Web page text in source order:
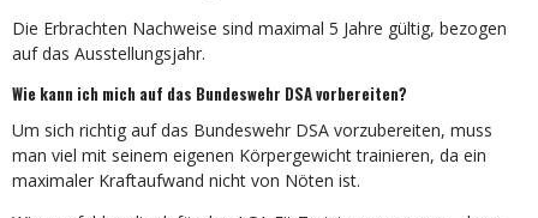
Die Erbrachten Nachweise sind maximal 5 Jahre gültig, bezogen
auf das Ausstellungsjahr.
Wie kann ich mich auf das Bundeswehr DSA vorbereiten?
Um sich richtig auf das Bundeswehr DSA vorzubereiten, muss
man viel mit seinem eigenen Körpergewicht trainieren, da ein
maximaler Kraftaufwand nicht von Nöten ist.